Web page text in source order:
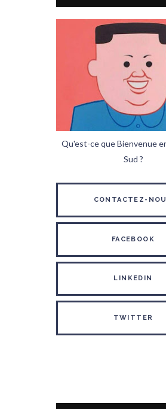
Qu'est-ce que Bienvenue
Sud ?
CONTACTEZ-
FACEBOOK
LINKEDIN
TWITTER